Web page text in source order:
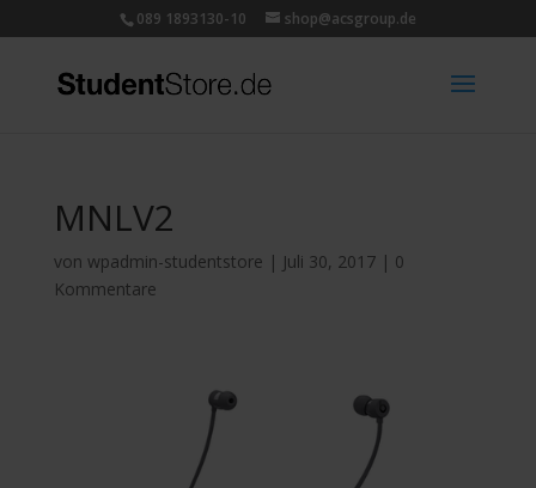
089 1893130-10 shop@acsgroup.de
MNLV2
von wpadmin-studentstore | Juli 30, 2017| 0
Kommentare